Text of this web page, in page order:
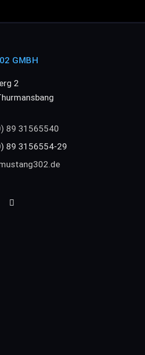
GMBH
2
89 31565540
89 3156554-29